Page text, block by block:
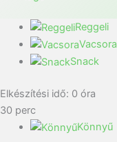
Reggeli
Vacsora
Snack
Elkészítési idő: 0 óra
30 perc
Könnyű